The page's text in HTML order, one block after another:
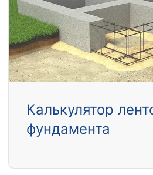
Калькулятор
фундамента